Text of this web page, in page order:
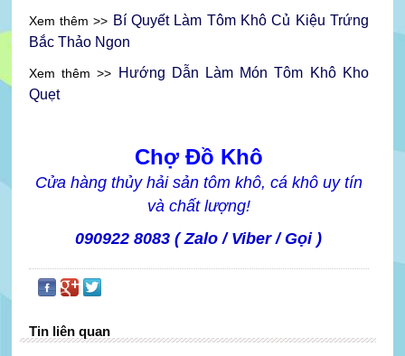
Xem thêm >> Bí Quyết Làm Tôm Khô Củ Kiệu Trứng
Bắc Thảo Ngon
Xem thêm >>
Hướng Dẫn Làm Món Tôm Khô Kho
Quẹt
Chợ Đồ Khô
Cửa hàng thủy hải sản tôm khô, cá khô uy tín
và chất lượng!
090922 8083 ( Zalo / Viber / Gọi )
Tin liên quan